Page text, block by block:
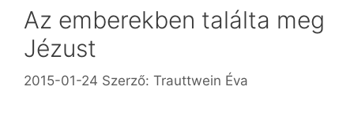
Az emberekben találta meg
Jézust
2015-01-24 Szerző: Trauttwein Éva